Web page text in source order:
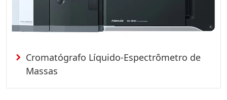
Cromatógrafo Líquido-Espectrômetro de
Massas